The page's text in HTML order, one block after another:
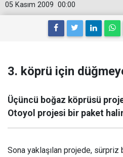
00:00
05 Kasım 2009
3. köprü için
Üçüncü boğaz köprüsü
Otoyol projesi bir paket
Sona yaklaşılan projede, sürpriz